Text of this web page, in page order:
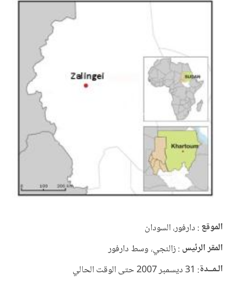
الموقع : دارفور، السودان
المقر الرئيس : زالنجي، وسط دارفور
الـمــدة: 31 ديسمبر 2007 حتى الوقت الحالي